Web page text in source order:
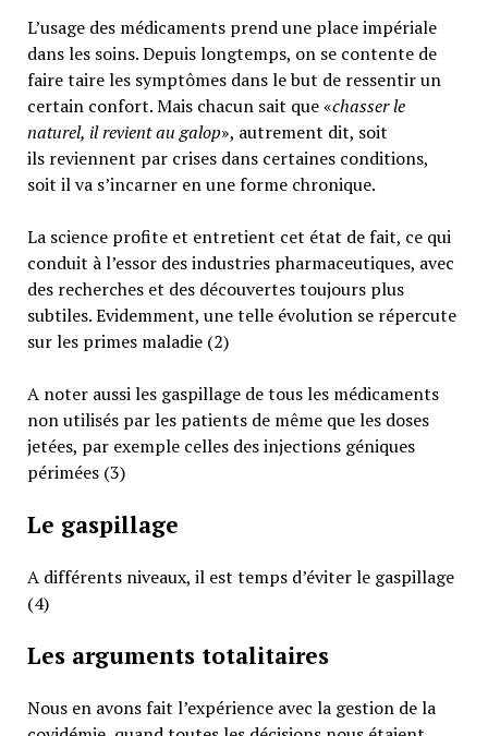
L’usage des médicaments prend une place impériale
dans les soins. Depuis longtemps, on se contente de
faire taire les symptômes dans le but de ressentir un
certain confort. Mais chacun sait que «chasser le
naturel, il revient au galop», autrement dit, soit
ils reviennent par crises dans certaines conditions,
soit il va s’incarner en une forme chronique.
La science profite et entretient cet état de fait, ce qui
conduit à l’essor des industries pharmaceutiques, avec
des recherches et des découvertes toujours plus
subtiles. Evidemment, une telle évolution se répercute
sur les primes maladie (2)
A noter aussi les gaspillage de tous les médicaments
non utilisés par les patients de même que les doses
jetées, par exemple celles des injections géniques
périmées (3)
Le gaspillage
A différents niveaux, il est temps d’éviter le gaspillage
(4)
Les arguments totalitaires
Nous en avons fait l’expérience avec la gestion de la